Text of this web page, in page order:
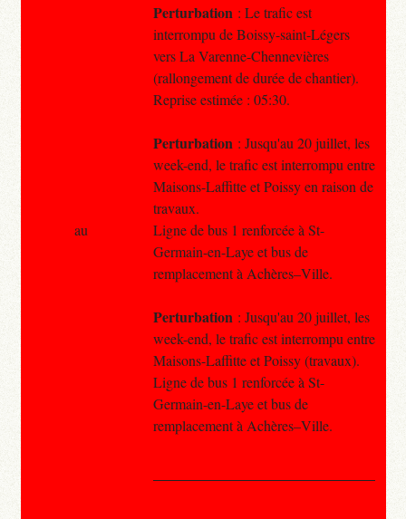
Perturbation : Le trafic est
interrompu de Boissy-saint-Légers
vers La Varenne-Chennevières
(rallongement de durée de chantier).
Reprise estimée : 05:30.
Perturbation : Jusqu'au 20 juillet, les
week-end, le trafic est interrompu entre
Maisons-Laffitte et Poissy en raison de
travaux.
Ligne de bus 1 renforcée à St-
Germain-en-Laye et bus de
remplacement à Achères–Ville.
Perturbation : Jusqu'au 20 juillet, les
week-end, le trafic est interrompu entre
Maisons-Laffitte et Poissy (travaux).
Ligne de bus 1 renforcée à St-
Germain-en-Laye et bus de
remplacement à Achères–Ville.
au